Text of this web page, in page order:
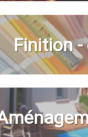
Finition